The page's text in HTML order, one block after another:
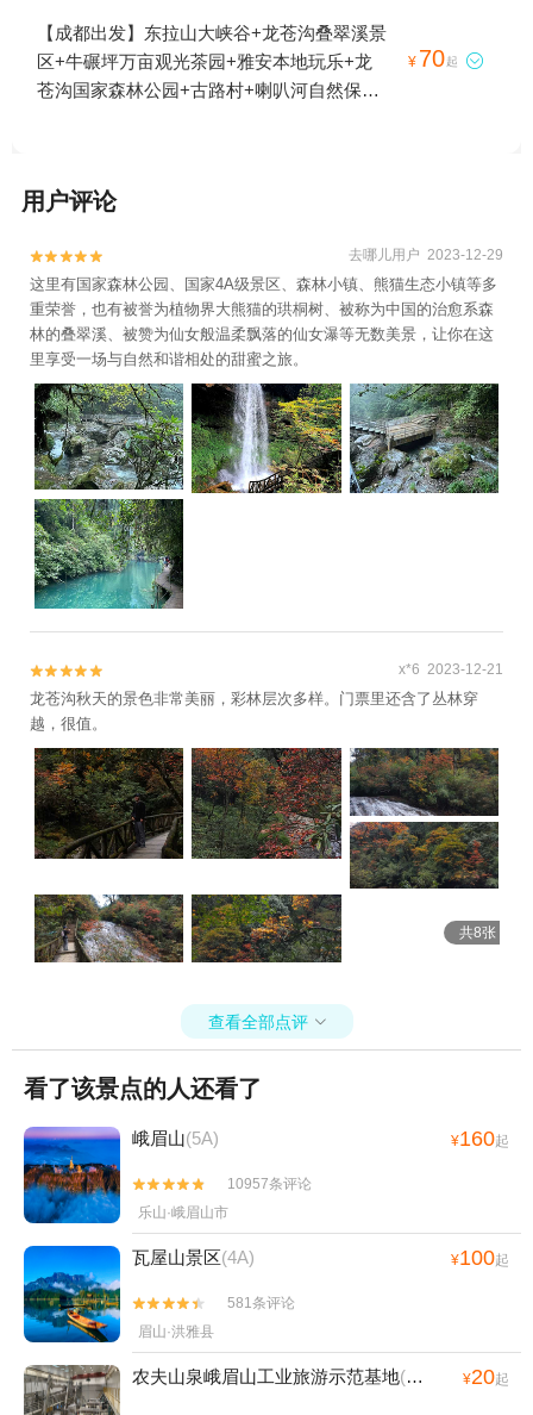
【成都出发】东拉山大峡谷+龙苍沟叠翠溪景
区+牛碾坪万亩观光茶园+雅安本地玩乐+龙
苍沟国家森林公园+古路村+喇叭河自然保护
¥ 70起 
用户评论

 去哪儿用户 2023-12-29
这里有国家森林公园、国家4A级景区、森林小镇、熊猫生态小镇等多
重荣誉，也有被誉为植物界大熊猫的珙桐树、被称为中国的治愈系森
林的叠翠溪、被赞为仙女般温柔飘落的仙女瀑等无数美景，让你在这
里享受一场与自然和谐相处的甜蜜之旅。

 x*6 2023-12-21
龙苍沟秋天的景色非常美丽，彩林层次多样。门票里还含了丛林穿
越，很值。
共8张
查看全部点评 
看了该景点的人还看了
峨眉山(5A) ¥160起


10957条评论
乐山·峨眉山市
瓦屋山景区(4A) ¥100起


581条评论
眉山·洪雅县
农夫山泉峨眉山工业旅游示范基地(4A) ¥20起